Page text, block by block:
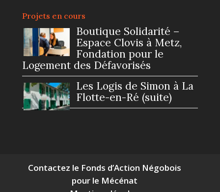
Projets en cours
Boutique Solidarité –
Espace Clovis à Metz,
Fondation pour le
Logement des Défavorisés
Les Logis de Simon à La
Flotte-en-Ré (suite)
Contactez le Fonds d’Action Négobois
pour le Mécénat